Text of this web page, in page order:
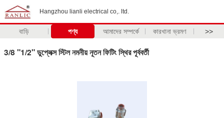
Hangzhou lianli electrical co,. ltd.
বাড়ি পণ্য আমাদের সম্পর্কে কারখানা ভ্রমণ >>
3/8 "1/2" ডুপ্লেক্স স্টিল নমনীয় নূতন ফিটিং স্থির পূর্ববর্তী